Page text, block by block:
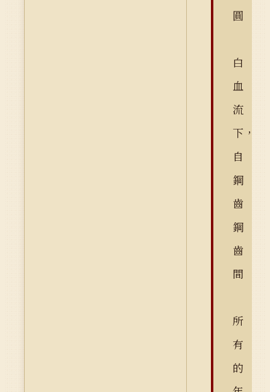
圓
白
血
流
下，
自
鋼
齒
鋼
齒
間
所
有
的